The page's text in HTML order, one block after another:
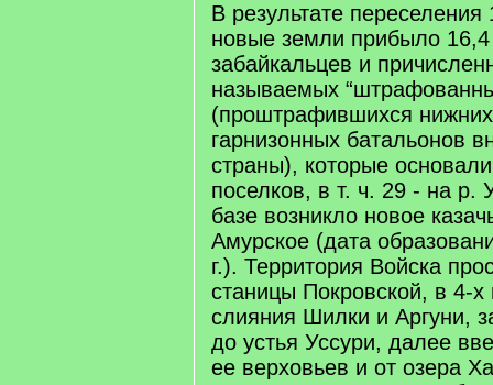
В результате переселения
новые земли прибыло 16,4
забайкальцев и
называемых
(проштрафившихся
гарнизонных батальонов
страны), которые
поселков, в т. ч. 29 - на р.
базе возникло новое
Амурское (дата
г.). Территория Войска
станицы Покровской, в 4-х
слияния Шилки и Аргуни,
до устья Уссури, далее
ее верховьев и от озера